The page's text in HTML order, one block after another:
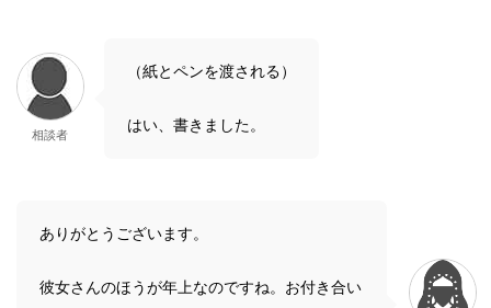
相談者
（紙とペンを渡される）
はい、書きました。
ありがとうございます。
彼女さんのほうが年上なのですね。お付き合い